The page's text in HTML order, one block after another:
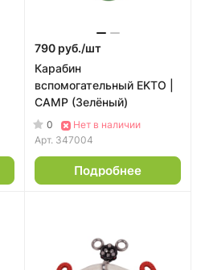
790 руб./шт
Карабин
вспомогательный EKTO |
CAMP (Зелёный)
0
Нет в наличии
Арт. 347004
Подробнее